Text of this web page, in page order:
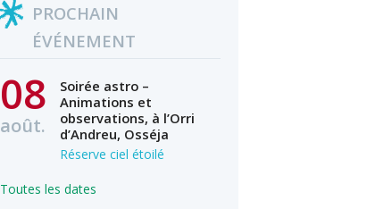
PROCHAIN
ÉVÉNEMENT
08
août.
Soirée astro –
Animations et
observations, à l’Orri
d’Andreu, Osséja
Réserve ciel étoilé
Toutes les dates